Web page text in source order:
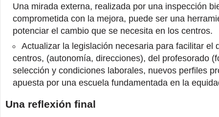
Una mirada externa, realizada por una inspección
comprometida con la mejora, puede ser una
potenciar el cambio que se necesita en los centros.
Actualizar la legislación necesaria para facilitar el
centros, (autonomía, direcciones), del profesorado
selección y condiciones laborales, nuevos perfiles
apuesta por una escuela fundamentada en la
Una reflexión final